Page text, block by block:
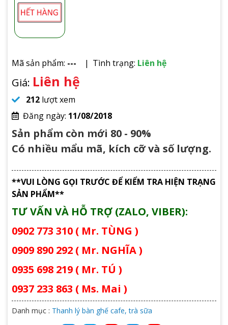
Mã sản phẩm: --- Tình trạng: Liên hệ
Giá: Liên hệ
212 lượt xem
Đăng ngày: 11/08/2018
Sản phẩm còn mới 80 - 90%
Có nhiều mẩu mã, kích cỡ và số lượng.
**VUI LÒNG GỌI TRƯỚC ĐỂ KIỂM TRA HIỆN TRẠNG
SẢN PHẨM**
TƯ VẤN VÀ HỖ TRỢ (ZALO, VIBER):
0902 773 310 ( Mr. TÙNG )
0909 890 292 ( Mr. NGHĨA )
0935 698 219 ( Mr. TÚ )
0937 233 863 ( Ms. Mai )
Danh mục : Thanh lý bàn ghế cafe, trà sữa